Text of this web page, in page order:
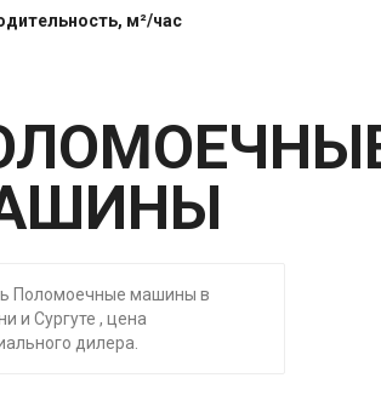
м²/час
Поломоечные машины в
и Сургуте , цена
дилера.